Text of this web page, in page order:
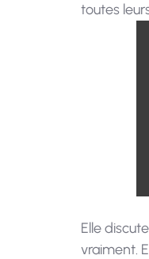
toutes
Elle
vraiment.